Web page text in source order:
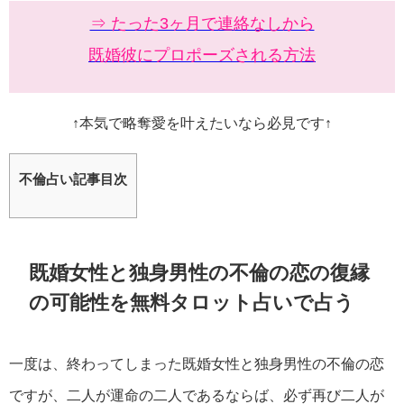
⇒ たった3ヶ月で連絡なしから
既婚彼にプロポーズされる方法
↑本気で略奪愛を叶えたいなら必見です↑
不倫占い記事目次
既婚女性と独身男性の不倫の恋の復縁
の可能性を無料タロット占いで占う
一度は、終わってしまった既婚女性と独身男性の不倫の恋
ですが、二人が運命の二人であるならば、必ず再び二人が